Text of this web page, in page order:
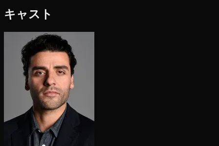
キャスト